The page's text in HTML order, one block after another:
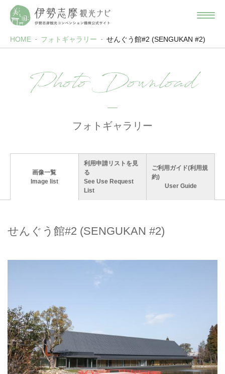
HOME フォトギャラリー せんぐう館#2 (SENGUKAN #2)
Photo Download
フォトギャラリー
画像一覧
Image list
利用申請リストを見
る
See Use Request
List
ご利用ガイド(利用規
約)
User Guide
せんぐう館#2 (SENGUKAN #2)